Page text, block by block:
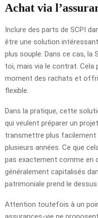
Achat via
Inclure des parts de SCPI
être une solution
plus souple. Dans ce cas, la
toi, mais via le contrat.
moment des rachats et
flexible.
Dans la pratique, cette
qui veulent préparer un
transmettre plus
plusieurs années. Ce que
pas exactement comme en
généralement capitalisés
patrimoniale prend le
Attention toutefois à un